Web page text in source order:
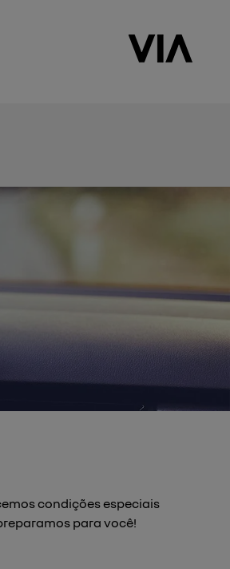
condições especiais
para você!